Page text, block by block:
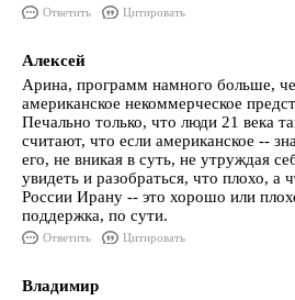
Ответить Цитировать
Алексей
Арина, программ намного больше,
американское некоммерческое
Печально только, что люди 21 века
считают, что если американское --
его, не вникая в суть, не утруждая
увидеть и разобраться, что плохо,
России Ирану -- это хорошо или
поддержка, по сути.
Ответить Цитировать
Владимир